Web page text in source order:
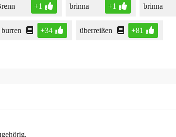
+1 brinna +1 brinna
burren +34 überreißen +81